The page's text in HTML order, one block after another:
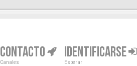
CONTACTO
Canales
IDENTIFICARSE
Esperar